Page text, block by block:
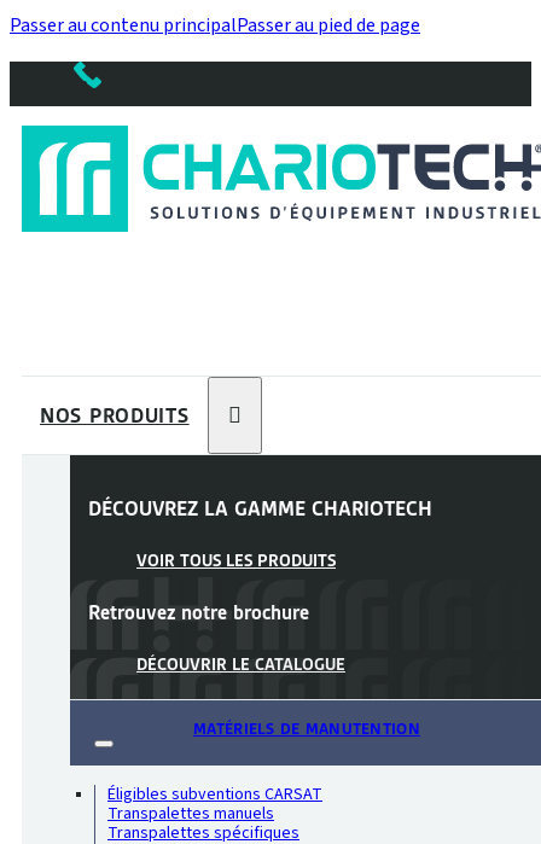
Passer au contenu principalPasser au pied de page
NOS PRODUITS
DÉCOUVREZ LA GAMME CHARIOTECH
VOIR TOUS LES PRODUITS
Retrouvez notre brochure
DÉCOUVRIR LE CATALOGUE
MATÉRIELS DE MANUTENTION
Éligibles subventions CARSAT
Transpalettes manuels
Transpalettes spécifiques